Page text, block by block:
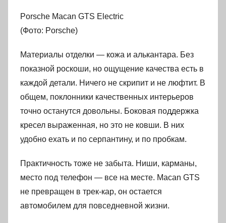
Porsche Macan GTS Electric
(Фото: Porsche)
Материалы отделки — кожа и алькантара. Без
показной роскоши, но ощущение качества есть в
каждой детали. Ничего не скрипит и не люфтит. В
общем, поклонники качественных интерьеров
точно останутся довольны. Боковая поддержка
кресел выраженная, но это не ковши. В них
удобно ехать и по серпантину, и по пробкам.
Практичность тоже не забыта. Ниши, карманы,
место под телефон — все на месте. Macan GTS
не превращен в трек-кар, он остается
автомобилем для повседневной жизни.